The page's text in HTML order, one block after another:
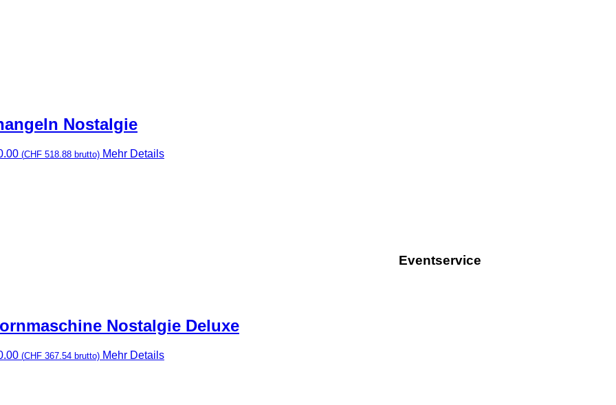
Nostalgie
(CHF 518.88 brutto) Mehr Details
Nostalgie Deluxe
(CHF 367.54 brutto) Mehr Details
Eventservice